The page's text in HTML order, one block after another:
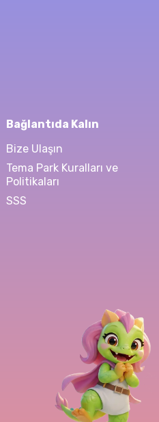
Bağlantıda Kalın
Bize Ulaşın
Tema Park Kuralları ve
Politikaları
SSS